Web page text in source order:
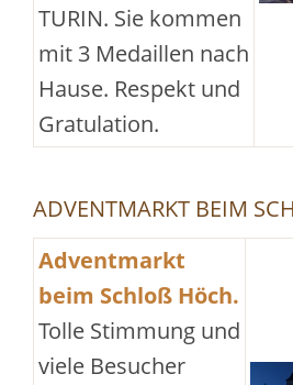
TURIN. Sie kommen
mit 3 Medaillen nach
Hause. Respekt und
Gratulation.
ADVENTMARKT BEIM
Adventmarkt
beim Schloß Höch.
Tolle Stimmung und
viele Besucher